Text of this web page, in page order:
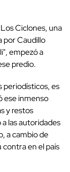
Ciclones, una
por Caudillo
empezó a
predio.
periodísticos, es
ese inmenso
y restos
las autoridades
a cambio de
en el país